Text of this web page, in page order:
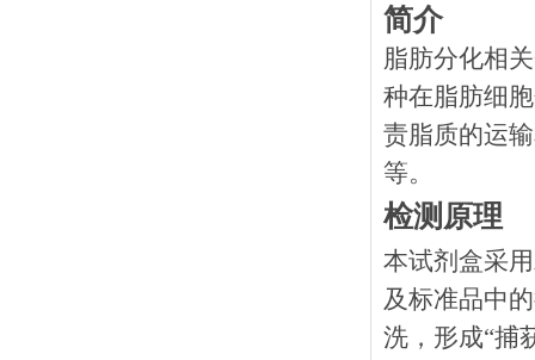
简介
脂肪分化相
种在脂肪细
责脂质的运
等。
检测原理
本试剂盒采
及标准品中
洗，形成“捕